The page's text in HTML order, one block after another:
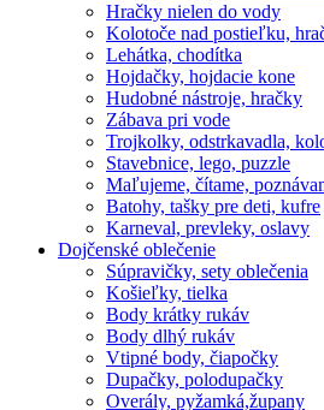
Hračky nielen do vody
Kolotoče nad postieľku,
Lehátka, chodítka
Hojdačky, hojdacie kone
Hudobné nástroje, hračky
Zábava pri vode
Trojkolky, odstrkavadla,
Stavebnice, lego, puzzle
Maľujeme, čítame,
Batohy, tašky pre deti, kufre
Karneval, prevleky, oslavy
Dojčenské oblečenie
Súpravičky, sety oblečenia
Košieľky, tielka
Body krátky rukáv
Body dlhý rukáv
Vtipné body, čiapočky
Dupačky, polodupačky
Overály, pyžamká,župany